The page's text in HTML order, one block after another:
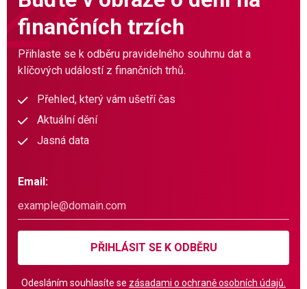
finančních trzích
Přihlaste se k odběru pravidelného souhrnu dat a
klíčových událostí z finančních trhů.
Přehled, který vám ušetří čas
Aktuální dění
Jasná data
Email:
PŘIHLÁSIT SE K ODBĚRU
Odesláním souhlasíte se zásadami o ochraně osobních údajů.